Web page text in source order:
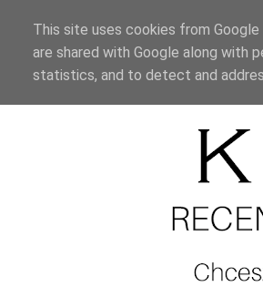
This site uses cookies from
are shared with Google along with
statistics, and to detect and